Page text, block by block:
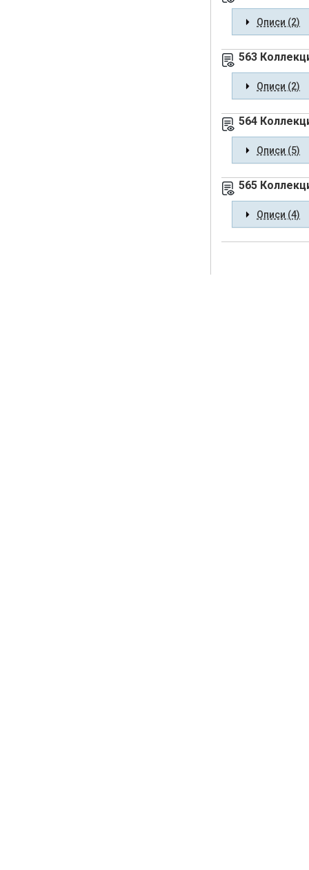
Описи (2)
563
Описи (2)
564
Описи (5)
565
Описи (4)